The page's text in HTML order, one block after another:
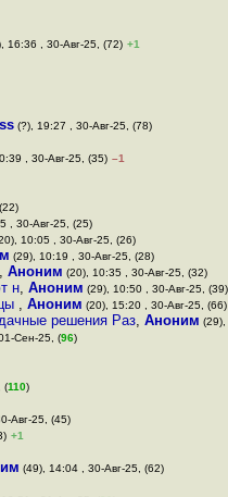
16:36 , 30-Авг-25, (72) +1
(?), 19:27 , 30-Авг-25, (78)
, 30-Авг-25, (35) –1
, 30-Авг-25, (25)
10:05 , 30-Авг-25, (26)
(29), 10:19 , 30-Авг-25, (28)
, Аноним (20), 10:35 , 30-Авг-25, (32)
н, Аноним (29), 10:50 , 30-Авг-25, (39)
, Аноним (20), 15:20 , 30-Авг-25, (66)
решения Раз, Аноним
Сен-25, (96)
(110)
Авг-25, (45)
+1
(49), 14:04 , 30-Авг-25, (62)